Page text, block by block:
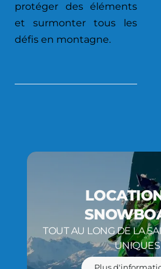
protéger des éléments
et surmonter tous les
défis en montagne.
TOUT AU LONG DE LA
UNIQUES